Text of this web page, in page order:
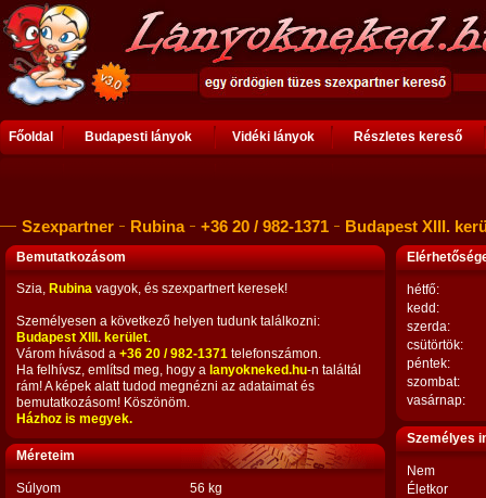
Főoldal Budapesti lányok Vidéki lányok Részletes kereső
Szexpartner Rubina +36 20 / 982-1371 Budapest XIII.
Bemutatkozásom
Szia, Rubina vagyok, és szexpartnert keresek!
Személyesen a következő helyen tudunk találkozni:
Budapest XIII. kerület.
Várom hívásod a +36 20 / 982-1371 telefonszámon.
Ha felhívsz, említsd meg, hogy a lanyokneked.hu-n találtál
rám! A képek alatt tudod megnézni az adataimat és
bemutatkozásom! Köszönöm.
Házhoz is megyek.
Méreteim
Súlyom
56 kg
hétfő:
kedd:
szerda:
csütörtök:
péntek:
szombat:
vasárnap:
Személyes
Nem
Életkor